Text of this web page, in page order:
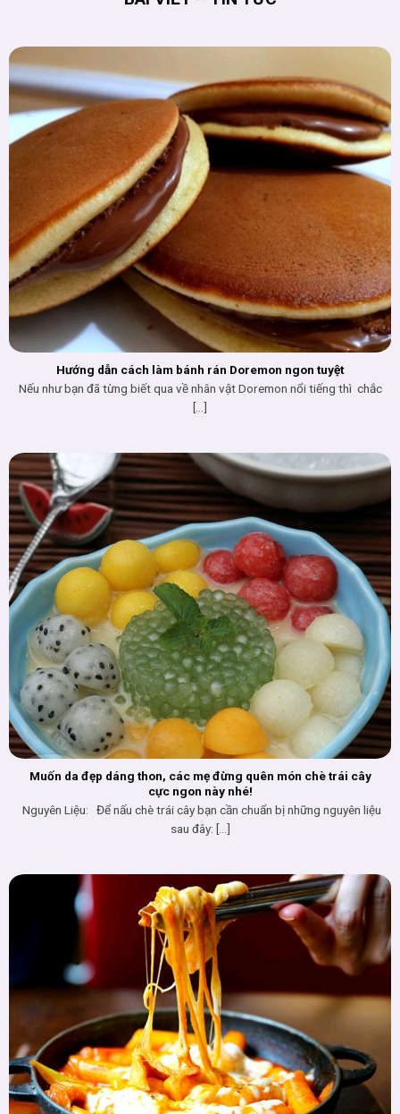
Hướng dẫn cách làm bánh rán Doremon ngon tuyệt
Nếu như bạn đã từng biết qua về nhân vật Doremon nổi tiếng thì chắc
[...]
Muốn da đẹp dáng thon, các mẹ đừng quên món chè trái cây
cực ngon này nhé!
Nguyên Liệu: Để nấu chè trái cây bạn cần chuẩn bị những nguyên liệu
sau đây: [...]